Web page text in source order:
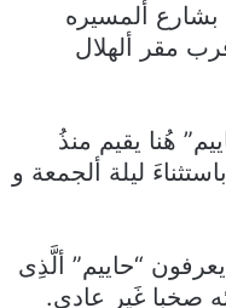
بشارع ألمسيره
مقر ألهلال
هُنا يقيم منذُ
ليلة ألجمعة و
“حاييم” ألَّذِى
صخبا غَير عادي.